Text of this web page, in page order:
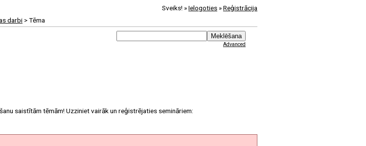
Sveiks! »Ielogoties »Reģistrācija
darbi > Tēma
Advanced
saistītām tēmām! Uzziniet vairāk un reģistrējaties semināriem: